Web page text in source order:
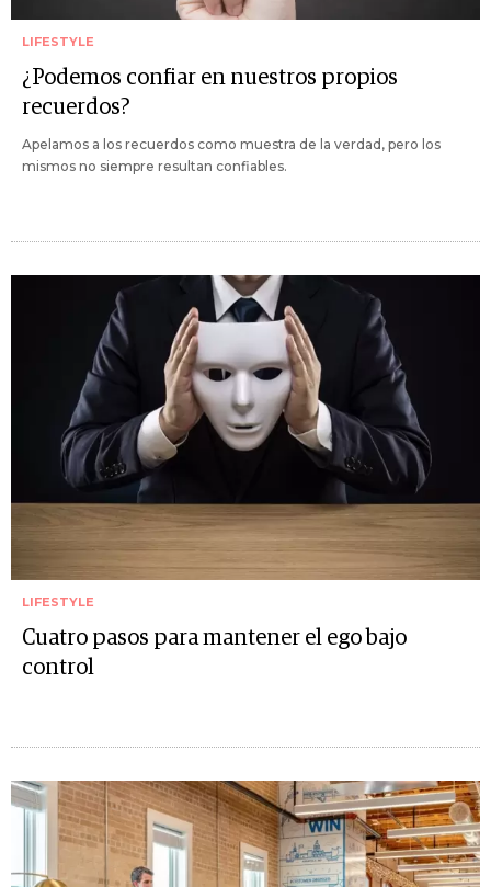
LIFESTYLE
¿Podemos confiar en nuestros propios
recuerdos?
Apelamos a los recuerdos como muestra de la verdad, pero los
mismos no siempre resultan confiables.
LIFESTYLE
Cuatro pasos para mantener el ego bajo
control